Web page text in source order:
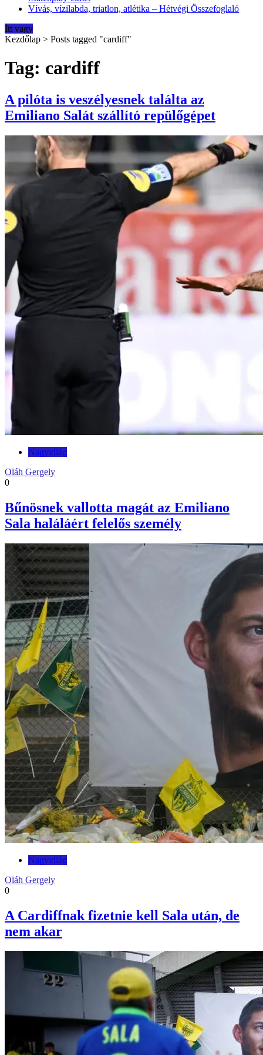
Vívás, vízilabda, triatlon, atlétika – Hétvégi Összefoglaló
Itt vagy
Kezdőlap > Posts tagged "cardiff"
Tag: cardiff
A pilóta is veszélyesnek találta az
Emiliano Salát szállító repülőgépet
Nagyvilág
Oláh Gergely
0
Bűnösnek vallotta magát az Emiliano
Sala haláláért felelős személy
Nagyvilág
Oláh Gergely
0
A Cardiffnak fizetnie kell Sala után, de
nem akar